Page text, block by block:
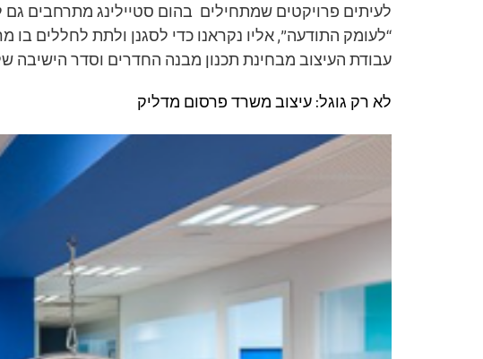
לעיתים פרויקטים שמתחילים בהום סטיילינג מתרחבים
“לעומק התודעה”, אליו נקראנו כדי לסגנן ולתת לחללים
עבודת העיצוב מבחינת תכנון מבנה החדרים וסדר הישיבה
לא רק גוגל: עיצוב משרד פרסום מדליק